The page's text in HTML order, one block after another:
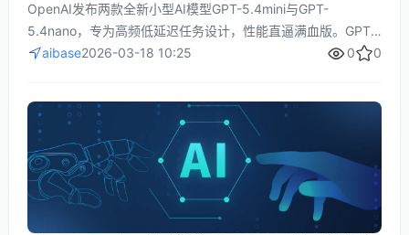
OpenAI发布两款全新小型AI模型GPT-5.4mini与GPT-
5.4nano，专为高频低延迟任务设计，性能直逼满血版。GPT-
5.4mini在代码编写和多模态理解方面表现卓越，速度提升2
aibase2026-03-18 10:25 0 0